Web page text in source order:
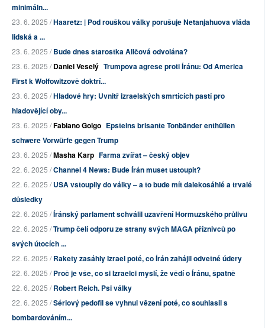
minimáln...
23. 6. 2025 /Haaretz: | Pod rouškou války porušuje Netanjahuova vláda
lidská a ...
23. 6. 2025 /Bude dnes starostka Aličová odvolána?
23. 6. 2025 /Daniel Veselý Trumpova agrese proti Íránu: Od America
First k Wolfowitzově doktrí...
23. 6. 2025 /Hladové hry: Uvnitř izraelských smrtících pastí pro
hladovějící oby...
23. 6. 2025 /Fabiano Golgo Epsteins brisante Tonbänder enthüllen
schwere Vorwürfe gegen Trump
23. 6. 2025 /Masha Karp Farma zvířat – český objev
22. 6. 2025 /Channel 4 News: Bude Írán muset ustoupit?
22. 6. 2025 /USA vstoupily do války – a to bude mít dalekosáhlé a trvalé
důsledky
22. 6. 2025 /Íránský parlament schválil uzavření Hormuzského průlivu
22. 6. 2025 /Trump čelí odporu ze strany svých MAGA příznivců po
svých útocích ...
22. 6. 2025 /Rakety zasáhly Izrael poté, co Írán zahájil odvetné údery
22. 6. 2025 /Proč je vše, co si Izraelci myslí, že vědí o Íránu, špatně
22. 6. 2025 /Robert Reich. Psi války
22. 6. 2025 /Sériový pedofil se vyhnul vězení poté, co souhlasil s
bombardováním...